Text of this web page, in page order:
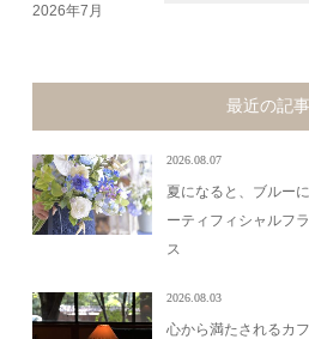
2026年7月
最近の記事
2026.08.07
夏になると、ブルー
ーティフィシャルフ
ス
2026.08.03
心から満たされるカ